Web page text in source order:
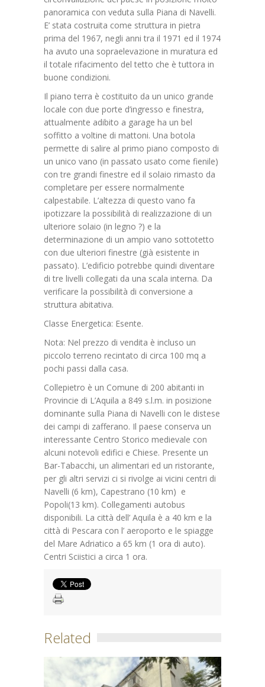
panoramica con veduta sulla Piana di Navelli.
E’ stata costruita come struttura in pietra
prima del 1967, negli anni tra il 1971 ed il 1974
ha avuto una sopraelevazione in muratura ed
il totale rifacimento del tetto che è tuttora in
buone condizioni.
Il piano terra è costituito da un unico grande
locale con due porte d’ingresso e finestra,
attualmente adibito a garage ha un bel
soffitto a voltine di mattoni. Una botola
permette di salire al primo piano composto di
un unico vano (in passato usato come fienile)
con tre grandi finestre ed il solaio rimasto da
completare per essere normalmente
calpestabile. L’altezza di questo vano fa
ipotizzare la possibilità di realizzazione di un
ulteriore solaio (in legno ?) e la
determinazione di un ampio vano sottotetto
con due ulteriori finestre (già esistente in
passato). L’edificio potrebbe quindi diventare
di tre livelli collegati da una scala interna. Da
verificare la possibilità di conversione a
struttura abitativa.
Classe Energetica: Esente.
Nota: Nel prezzo di vendita è incluso un
piccolo terreno recintato di circa 100 mq a
pochi passi dalla casa.
Collepietro è un Comune di 200 abitanti in
Provincie di L’Aquila a 849 s.l.m. in posizione
dominante sulla Piana di Navelli con le distese
dei campi di zafferano. Il paese conserva un
interessante Centro Storico medievale con
alcuni notevoli edifici e Chiese. Presente un
Bar-Tabacchi, un alimentari ed un ristorante,
per gli altri servizi ci si rivolge ai vicini centri di
Navelli (6 km), Capestrano (10 km) e
Popoli(13 km). Collegamenti autobus
disponibili. La città dell’ Aquila è a 40 km e la
città di Pescara con l’ aeroporto e le spiagge
del Mare Adriatico a 65 km (1 ora di auto).
Centri Sciistici a circa 1 ora.
Related